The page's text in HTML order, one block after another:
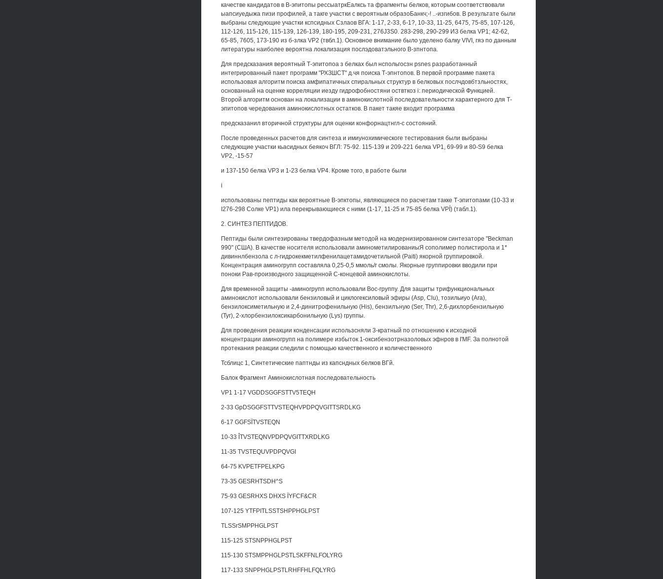
качестве кандидатов в В-эпитопы рессыатркЕалксь та фрагменты белков, которым соответствовали
ыапсиуедыжа пизи профилей, a такге участки с вероятным образоБанкч;-! ..-изгибов. В результате были
выбраны следующие участки кспсидных Сзлаов ВГА: 1-17, 2-33, 6-1?, 10-33, 11-25, 6475, 75-85, 107-126,
112-126, 115-126, 115-139, 126-139, 180-195, 209-231, 276J3S0. 283-298, 290-299 ИЗ белка VP1; 42-62,
65-85, 7605, 173-190 из б-злка VP2 (твбл.1). Основное внимание было уделено балку VIVI, гяэ по данным
литературы наиболее вероятна локализация послэдоватэльного В-зпнтопа.
Для предсказания вероятный Т-эпитопоа з белках был нспольгосзн psnes разработанный
интегрированный пакет программ "РХЗШСТ" д.чя поиска Т-эпнтопов. В первой программе пакета
использовая алгоритм поиска амфипатичных спиральных структур в белковых послчдовбтзльностях,
основанный на оценке корреляции иезду гидрофобностяни оствткоз i: периодической Функцией.
Второй алгоритм основан на локализации в аминокислотной последовательности характерного для Т-
эпитопов чередования аминокислотных остатков. В пакет такяе входит программа
предсказанил вторичной структуры для оценки конфорнацтнгл-с состояний.
После проведенных расчетов для синтеза и имиунохимическоге тестирования были выбраны
следующие участки кьасидных беякоч ВГЛ: 75-92. 115-139 и 209-221 белка VP1, 69-99 и 80-S9 белка
VP2, -15-57
и 137-150 белка VP3 и 1-23 белка VP4. Кроме того, в работе были
i
использованы пептиды как вероятные В-эпктопы, являющиеся по расчетам такке Т-эпитопами (10-33 и
I276-298 Солке VP1) ила перекрывающиеся с ними (1-17, 11-25 и 75-85 белка VPÍ) (табл.1).
2. СИНТЕЗ ПЕПТИДОВ.
Пептиды были синтезированы твердофазным методой на модернизированном синтезаторе "Beckman
990" (США). В качестве носителя использовали аминометилированиыЯ сополимер полистирола и 1*
дивиннлбензола с л-гидрокекметилфенилацетамидочетильной (Paiti) якорной группировкой.
Концентрация аминогрупп составляла 0,25-0,5 ммоль/г смолы. Якорные группировки вводили при
поноки Рав-производного защищенной С-концевой аминокислоты.
Для временной защиты -аминогрупп использовали Вос-группу. Для защиты трифункциональных
аминокислот использовали бензиловый и циклогексиловый эфиры (Asp, Clu), тозильиуо (Ara),
бензилоксиметильную и 2,4-динитрофенильную (His), бензилъную (Ser, Thr), 2,6-дихлорбензильную
(Туг), 2-хлорбензилоксикарбонильную (Lys) группы.
Для проведения реакции конденсации использсняли 3-кратный по отношению к исходной
концентрации аминогрупп на полимере избыток 1-оксибензотрназоловых эфнров в I'MF. За полнотой
протекания реакции следили с помощью качественного и количественного
Тсблицс 1, Синтетические паптнды из капсндных белков ВГй.
Балок Фрагмент Аминокислотная последовательность
VP1 1-17 VGDDSGGFSTTV5TEQH
2-33 GpDSGGFSTTVSTEQHVPDPQVGITTSRDLKG
6-17 GGFSÏTVSTEQN
10-33 ÎTVSTEQNVPDPQVGITTXRDLKG
11-35 TVSTEQUVPDPQVGI
64-75 KVPETFPELKPG
73-35 GESRHTSDH^S
75-93 GESRHXS DHXS ÏYFCF&CR
107-125 YTFPITLSSTSHPPHGLPST
TLSSrSMPPHGLPST
115-125 STSNPPHGLPST
115-130 STSMPPHGLPSTLSKFFNLFOLYRG
117-133 SNPPHGLPSTLRHFFHLFQLYRG